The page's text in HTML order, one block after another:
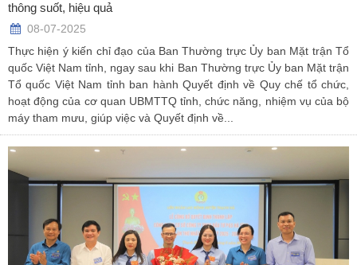
thông suốt, hiệu quả
08-07-2025
Thực hiện ý kiến chỉ đạo của Ban Thường trực Ủy ban Mặt trận Tổ
quốc Việt Nam tỉnh, ngay sau khi Ban Thường trực Ủy ban Mặt trận
Tổ quốc Việt Nam tỉnh ban hành Quyết định về Quy chế tổ chức,
hoạt động của cơ quan UBMTTQ tỉnh, chức năng, nhiệm vụ của bộ
máy tham mưu, giúp việc và Quyết định về...